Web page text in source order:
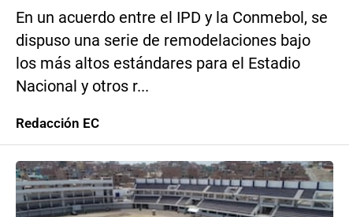
En un acuerdo entre el IPD y la Conmebol, se
dispuso una serie de remodelaciones bajo
los más altos estándares para el Estadio
Nacional y otros r...
Redacción EC